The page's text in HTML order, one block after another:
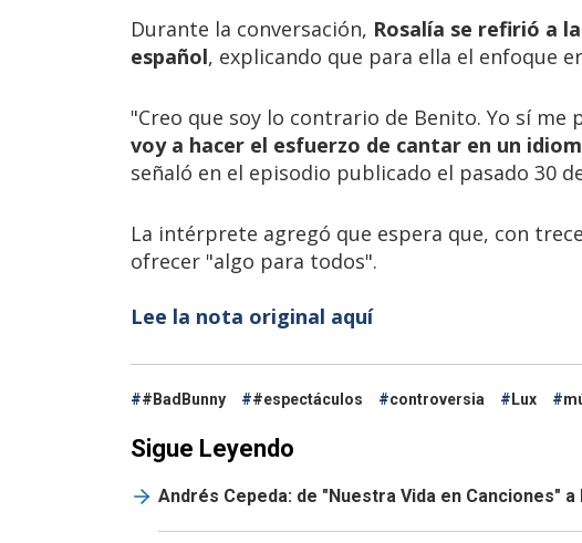
Durante la conversación, Rosalía se refirió a
español, explicando que para ella el enfoque
"Creo que soy lo contrario de Benito. Yo sí
voy a hacer el esfuerzo de cantar en un
señaló en el episodio publicado el pasado 30
La intérprete agregó que espera que, con
ofrecer "algo para todos".
Lee la nota original aquí
#BadBunny #espectáculos controversia Lux
Sigue Leyendo
Andrés Cepeda: de "Nuestra Vida en Canciones" a